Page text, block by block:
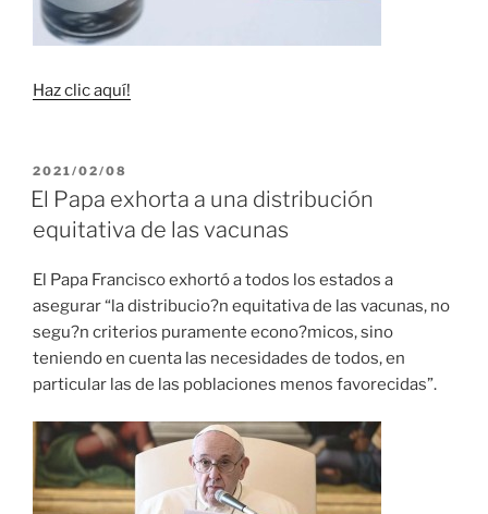
Haz clic aquí!
PUBLICADO
EL
2021/02/08
El Papa exhorta a una distribución
equitativa de las vacunas
El Papa Francisco exhortó a todos los estados a
asegurar “la distribucio?n equitativa de las vacunas, no
segu?n criterios puramente econo?micos, sino
teniendo en cuenta las necesidades de todos, en
particular las de las poblaciones menos favorecidas”.